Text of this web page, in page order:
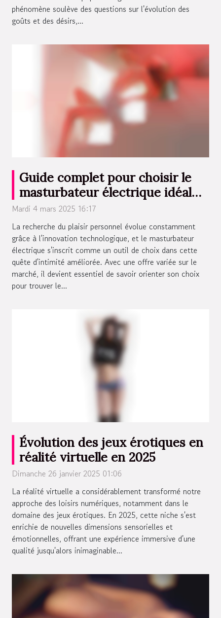
phénomène soulève des questions sur l'évolution des
goûts et des désirs,...
Guide complet pour choisir le
masturbateur électrique idéal
selon vos besoins
Mardi 4 mars 2025 16:17
La recherche du plaisir personnel évolue constamment
grâce à l'innovation technologique, et le masturbateur
électrique s'inscrit comme un outil de choix dans cette
quête d'intimité améliorée. Avec une offre variée sur le
marché, il devient essentiel de savoir orienter son choix
pour trouver le...
Évolution des jeux érotiques en
réalité virtuelle en 2025
Dimanche 26 janvier 2025 01:06
La réalité virtuelle a considérablement transformé notre
approche des loisirs numériques, notamment dans le
domaine des jeux érotiques. En 2025, cette niche s'est
enrichie de nouvelles dimensions sensorielles et
émotionnelles, offrant une expérience immersive d'une
qualité jusqu'alors inimaginable...